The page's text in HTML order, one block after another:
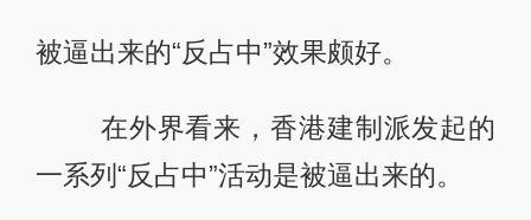
被逼出来的“反占中”效果颇好。
在外界看来，香港建制派发起的
一系列“反占中”活动是被逼出来的。